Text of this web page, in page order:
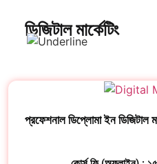
ডিজিটাল মার্কেটিং
প্রফেশনাল ডিপ্লোমা ইন ডিজিটাল